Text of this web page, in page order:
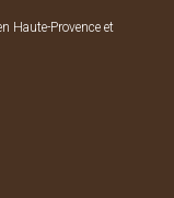
Haute-Provence et